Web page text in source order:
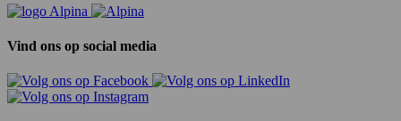
Vind ons op social media